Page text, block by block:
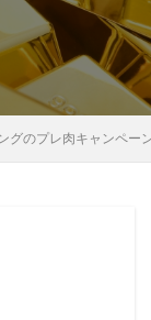
グのプレ肉キャンペ